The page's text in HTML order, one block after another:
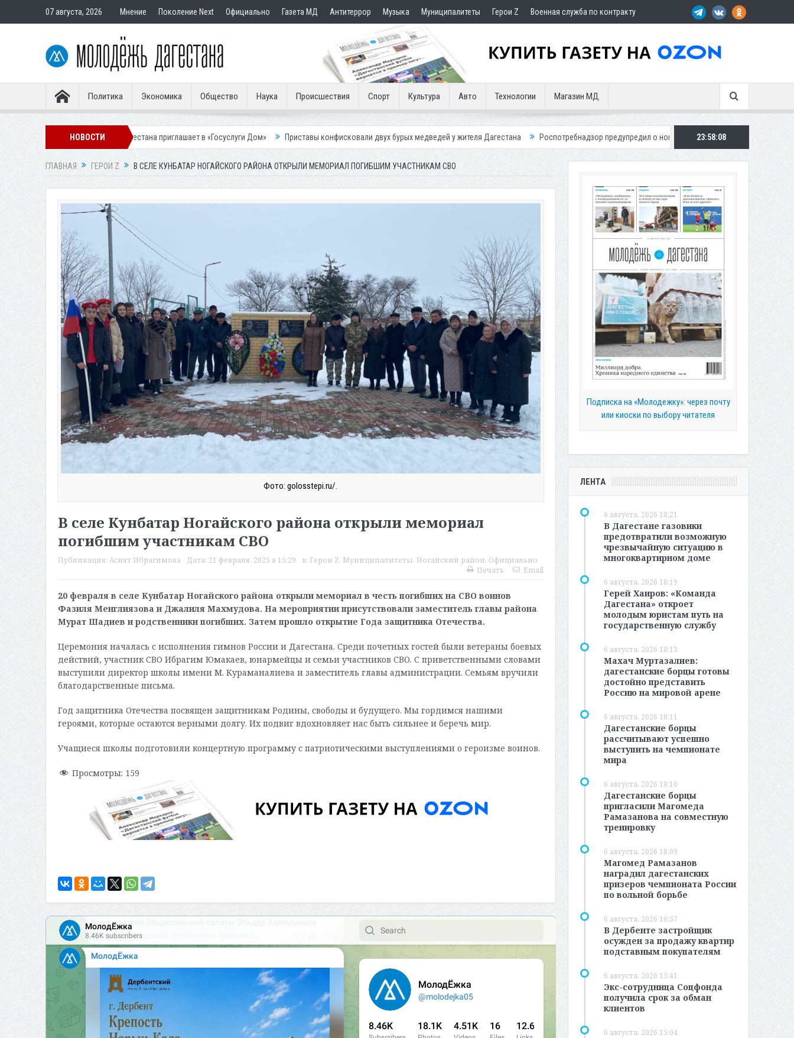
07 августа, 2026 Мнение Поколение Next Официально Газета МД Антитеррор Музыка Муниципалитеты Герои Z Военная служба по контракту
Политика Экономика Общество Наука Происшествия Спорт Культура Авто Технологии Магазин МД
НОВОСТИ
Жителей Дагестана приглашает в «Госуслуги Дом» Приставы конфисковали двух бурых медведей у жителя Дагестана Роспотребнадзор предупредил о новом пике активности клещей23:58:09
ГЛАВНАЯ ГЕРОИ Z В СЕЛЕ КУНБАТАР НОГАЙСКОГО РАЙОНА ОТКРЫЛИ МЕМОРИАЛ ПОГИБШИМ УЧАСТНИКАМ СВО
Фото: golosstepi.ru/.
В селе Кунбатар Ногайского района открыли мемориал
погибшим участникам СВО
Публикация: Асият Ибрагимова Дата: 21 февраля, 2025 в 15:29 в: Герои Z, Муниципалитеты, Ногайский район, Официально
Печать
Email
20 февраля в селе Кунбатар Ногайского района открыли мемориал в честь погибших на СВО воинов
Фазиля Менглиязова и Джалиля Махмудова. На мероприятии присутствовали заместитель главы района
Мурат Шадиев и родственники погибших. Затем прошло открытие Года защитника Отечества.
Церемония началась с исполнения гимнов России и Дагестана. Среди почетных гостей были ветераны боевых
действий, участник СВО Ибрагим Юмакаев, юнармейцы и семьи участников СВО. С приветственными словами
выступили директор школы имени М. Кураманалиева и заместитель главы администрации. Семьям вручили
благодарственные письма.
Год защитника Отечества посвящен защитникам Родины, свободы и будущего. Мы гордимся нашими
героями, которые остаются верными долгу. Их подвиг вдохновляет нас быть сильнее и беречь мир.
Учащиеся школы подготовили концертную программу с патриотическими выступлениями о героизме воинов.
Просмотры: 159
Подписка на «Молодежку»: через почту
или киоски по выбору читателя
ЛЕНТА
6 августа, 2026 18:21
В Дагестане газовики
предотвратили возможную
чрезвычайную ситуацию в
многоквартирном доме
6 августа, 2026 18:19
Герей Хаиров: «Команда
Дагестана» откроет
молодым юристам путь на
государственную службу
6 августа, 2026 18:13
Махач Муртазалиев:
дагестанские борцы готовы
достойно представить
Россию на мировой арене
6 августа, 2026 18:11
Дагестанские борцы
рассчитывают успешно
выступить на чемпионате
мира
6 августа, 2026 18:10
Дагестанские борцы
пригласили Магомеда
Рамазанова на совместную
тренировку
6 августа, 2026 18:09
Магомед Рамазанов
наградил дагестанских
призеров чемпионата России
по вольной борьбе
6 августа, 2026 16:57
В Дербенте застройщик
осужден за продажу квартир
подставным покупателям
6 августа, 2026 15:41
Экс-сотрудница Соцфонда
получила срок за обман
клиентов
6 августа, 2026 15:04